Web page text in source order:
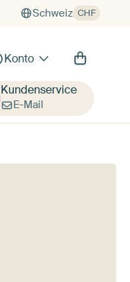
Schweiz CHF
Konto
Kundenservice
E-Mail